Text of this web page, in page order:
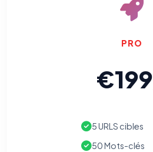
PRO
€199
5 URLS cibles
50 Mots-clés